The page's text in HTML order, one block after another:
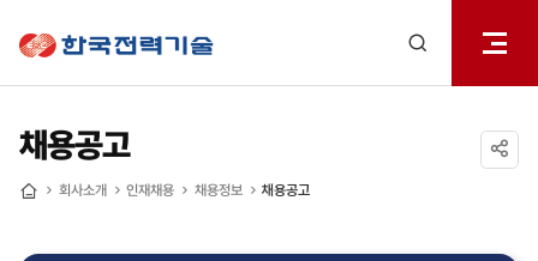
열기
채용공고
회사소개 인재채용 채용정보 채용공고